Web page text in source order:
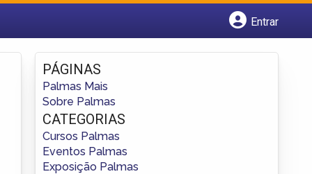
Entrar
Fazer login
Criar conta
PÁGINAS
Palmas Mais
Sobre Palmas
CATEGORIAS
Cursos Palmas
Eventos Palmas
Exposição Palmas